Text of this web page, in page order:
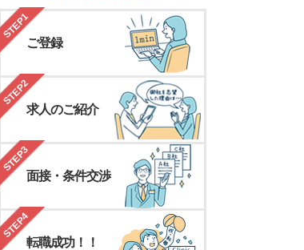
STEP1
ご登録
STEP2
求人のご紹介
STEP3
面接・条件交渉
STEP4
転職成功！！